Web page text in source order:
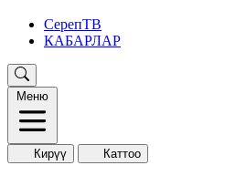
СерепТВ
КАБАРЛАР
Меню
Кирүү Каттоо